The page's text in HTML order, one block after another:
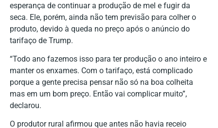
esperança de continuar a produção de mel e fugir da
seca. Ele, porém, ainda não tem previsão para colher o
produto, devido à queda no preço após o anúncio do
tarifaço de Trump.
“Todo ano fazemos isso para ter produção o ano inteiro e
manter os enxames. Com o tarifaço, está complicado
porque a gente precisa pensar não só na boa colheita
mas em um bom preço. Então vai complicar muito”,
declarou.
O produtor rural afirmou que antes não havia receio